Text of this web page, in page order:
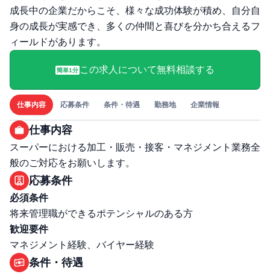
成長中の企業だからこそ、様々な成功体験が積め、自分自
身の成長が実感でき、多くの仲間と喜びを分かち合えるフ
ィールドがあります。
簡単1分 この求人について無料相談する
仕事内容 応募条件 条件・待遇 勤務地 企業情報
仕事内容
スーパーにおける加工・販売・接客・マネジメント業務全
般のご対応をお願いします。
応募条件
必須条件
将来管理職ができるポテンシャルのある方
歓迎要件
マネジメント経験、バイヤー経験
条件・待遇